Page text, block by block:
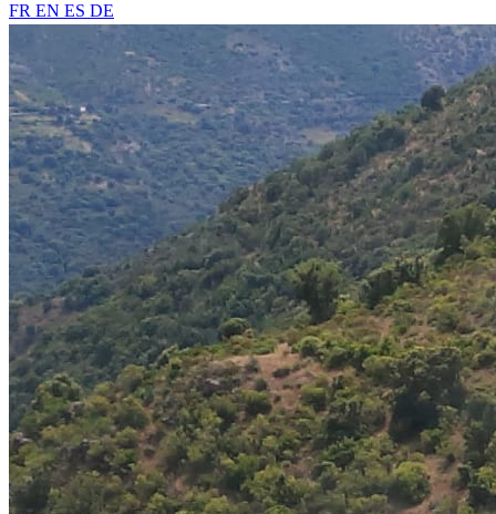
FR EN ES DE